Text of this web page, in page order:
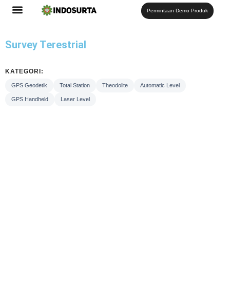
Permintaan Demo Produk
Survey Terestrial
KATEGORI:
GPS Geodetik Total Station Theodolite Automatic Level
GPS Handheld Laser Level